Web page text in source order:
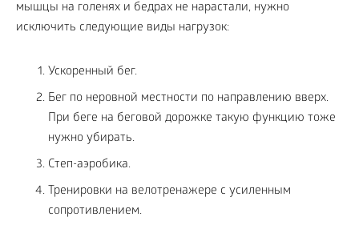
мышцы на голенях и бедрах не нарастали, нужно
исключить следующие виды нагрузок:
Ускоренный бег.
Бег по неровной местности по направлению вверх.
При беге на беговой дорожке такую функцию тоже
нужно убирать.
Степ-аэробика.
Тренировки на велотренажере с усиленным
сопротивлением.